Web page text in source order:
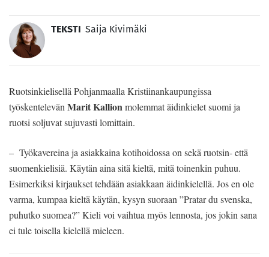
TEKSTI Saija Kivimäki
Ruotsinkielisellä Pohjanmaalla Kristiinankaupungissa
työskentelevän Marit Kallionmolemmat äidinkielet suomi ja
ruotsi soljuvat sujuvasti lomittain.
– Työkavereina ja asiakkaina kotihoidossa on sekä ruotsin- että
suomenkielisiä. Käytän aina sitä kieltä, mitä toinenkin puhuu.
Esimerkiksi kirjaukset tehdään asiakkaan äidinkielellä. Jos en ole
varma, kumpaa kieltä käytän, kysyn suoraan ”Pratar du svenska,
puhutko suomea?” Kieli voi vaihtua myös lennosta, jos jokin sana
ei tule toisella kielellä mieleen.